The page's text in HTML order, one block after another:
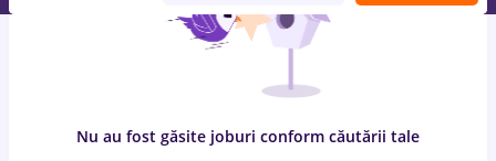
Nu au fost găsite joburi conform căutării tale